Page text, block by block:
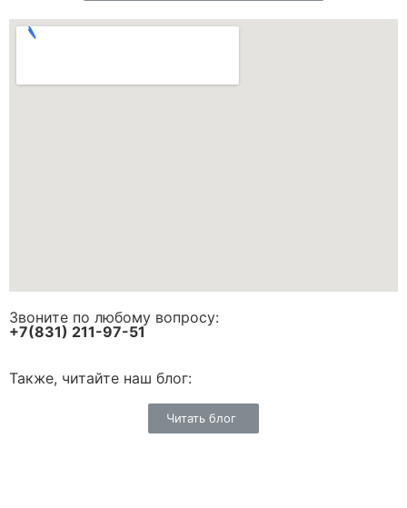
Звоните по любому вопросу:
+7(831) 211-97-51
Также, читайте наш блог:
Читать блог